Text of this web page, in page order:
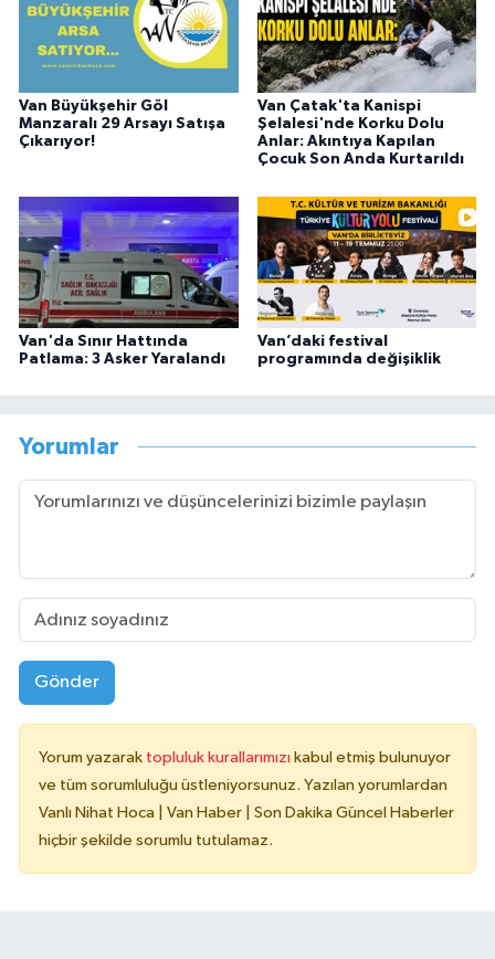
Van Büyükşehir Göl
Manzaralı 29 Arsayı Satışa
Çıkarıyor!
Van Çatak'ta Kanispi
Şelalesi'nde Korku Dolu
Anlar: Akıntıya Kapılan
Çocuk Son Anda Kurtarıldı
Van'da Sınır Hattında
Patlama: 3 Asker Yaralandı
Van’daki festival
programında değişiklik
Yorumlar
Gönder
Yorum yazarak topluluk kurallarımızı kabul etmiş bulunuyor
ve tüm sorumluluğu üstleniyorsunuz. Yazılan yorumlardan
Vanlı Nihat Hoca | Van Haber | Son Dakika Güncel Haberler
hiçbir şekilde sorumlu tutulamaz.